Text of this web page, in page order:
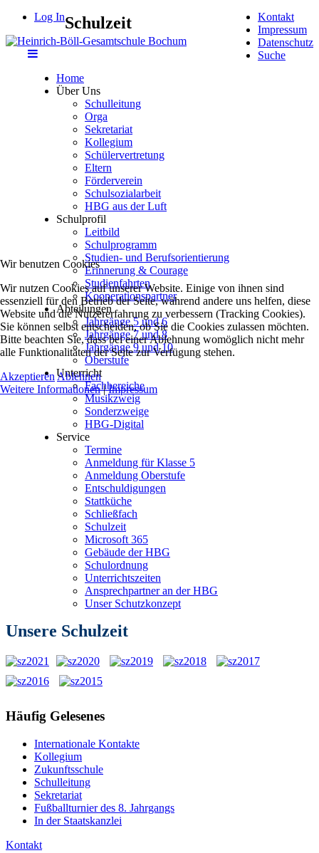
Log In
Kontakt
Impressum
Datenschutz
Suche
Home
Über Uns
Schulleitung
Orga
Sekretariat
Kollegium
Schülervertretung
Eltern
Förderverein
Schulsozialarbeit
HBG aus der Luft
Schulprofil
Leitbild
Schulprogramm
Studien- und Berufsorientierung
Erinnerung & Courage
Studienfahrten
Kooperationspartner
Abteilungen
Jahrgänge 5 und 6
Jahrgänge 7 und 8
Jahrgänge 9 und 10
Oberstufe
Unterricht
Fachbereiche
Musikzweig
Sonderzweige
HBG-Digital
Service
Termine
Anmeldung für Klasse 5
Anmeldung Oberstufe
Entschuldigungen
Stattküche
Schließfach
Schulzeit
Microsoft 365
Gebäude der HBG
Schulordnung
Unterrichtszeiten
Ansprechpartner an der HBG
Unser Schutzkonzept
Schulzeit
Unsere Schulzeit
Häufig Gelesenes
Internationale Kontakte
Kollegium
Zukunftsschule
Schulleitung
Sekretariat
Fußballturnier des 8. Jahrgangs
In der Staatskanzlei
Kontakt
Wir benutzen Cookies
Wir nutzen Cookies auf unserer Website. Einige von ihnen sind
essenziell für den Betrieb der Seite, während andere uns helfen, diese
Website und die Nutzererfahrung zu verbessern (Tracking Cookies).
Sie können selbst entscheiden, ob Sie die Cookies zulassen möchten.
Bitte beachten Sie, dass bei einer Ablehnung womöglich nicht mehr
alle Funktionalitäten der Seite zur Verfügung stehen.
Akzeptieren Ablehnen
Weitere Informationen|Impressum